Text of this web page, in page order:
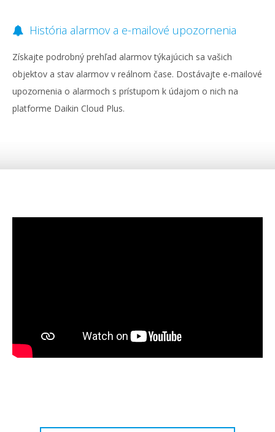
História alarmov a e-mailové upozornenia
Získajte podrobný prehľad alarmov týkajúcich sa vašich
objektov a stav alarmov v reálnom čase. Dostávajte e-mailové
upozornenia o alarmoch s prístupom k údajom o nich na
platforme Daikin Cloud Plus.